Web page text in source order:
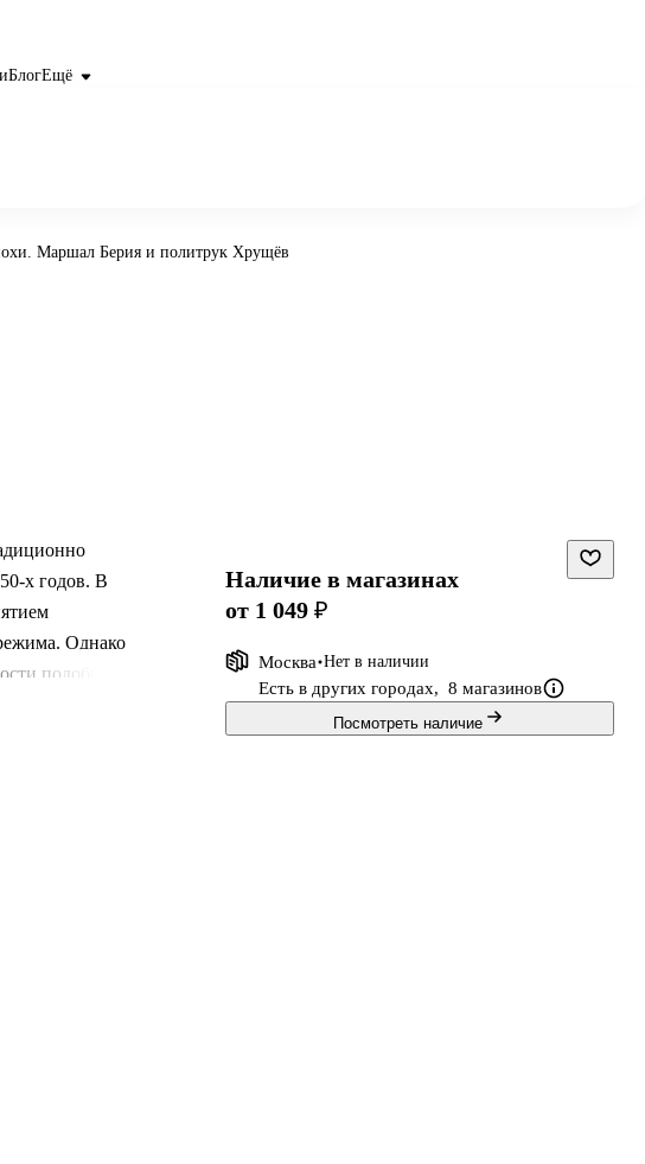
БлогЕщё
Маршал Берия и политрук Хрущёв
х годов. В
Однако
подобных
анализ
взгляд
Наличие в магазинах
от 1 049 ₽
Москва Нет в наличии
Есть в других городах, 8 магазинов
Посмотреть наличие